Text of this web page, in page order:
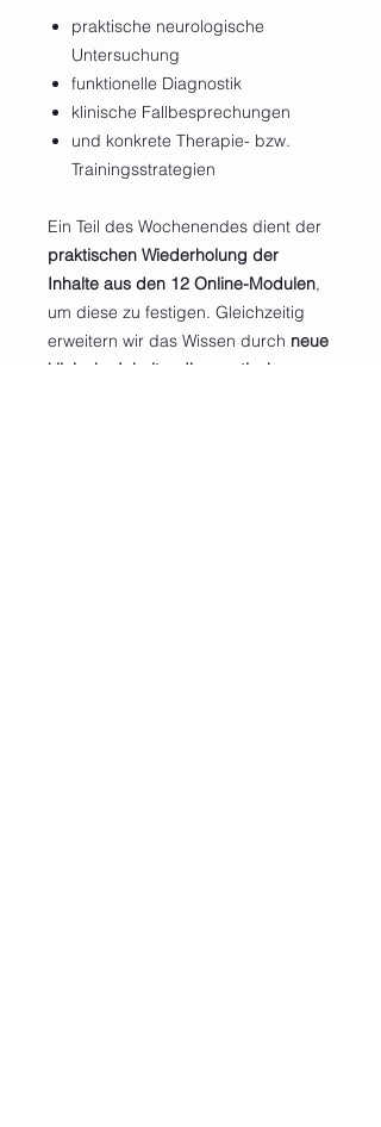
praktische neurologische
Untersuchung
funktionelle Diagnostik
klinische Fallbesprechungen
und konkrete Therapie- bzw.
Trainingsstrategien
Ein Teil des Wochenendes dient der
praktischen Wiederholung der
Inhalte aus den 12 Online-Modulen,
um diese zu festigen. Gleichzeitig
erweitern wir das Wissen durch neue
klinische Inhalte, diagnostische